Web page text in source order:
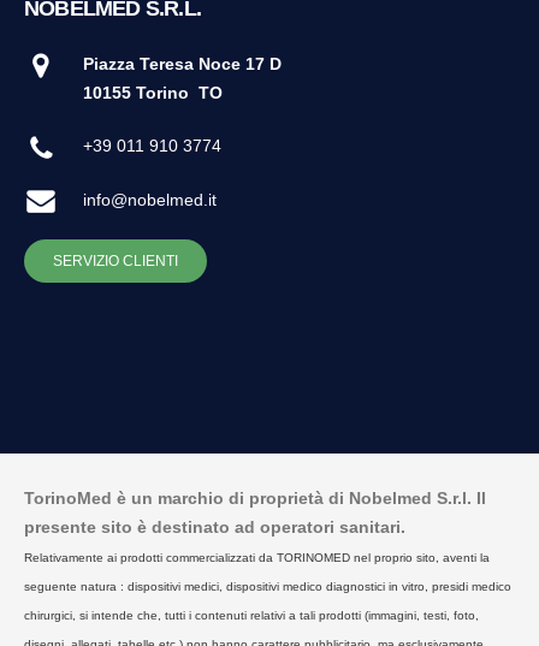
NOBELMED S.R.L.
Piazza Teresa Noce 17 D
10155 Torino TO
+39 011 910 3774
info@nobelmed.it
SERVIZIO CLIENTI
TorinoMed è un marchio di proprietà di Nobelmed S.r.l. Il
presente sito è destinato ad operatori sanitari.
Relativamente ai prodotti commercializzati da TORINOMED nel proprio sito, aventi la
seguente natura : dispositivi medici, dispositivi medico diagnostici in vitro, presidi medico
chirurgici, si intende che, tutti i contenuti relativi a tali prodotti (immagini, testi, foto,